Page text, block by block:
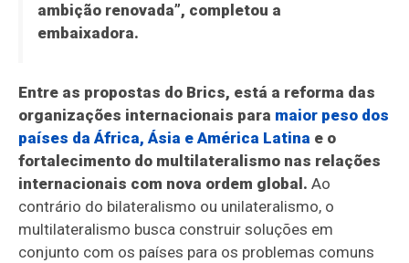
ambição renovada”, completou a
embaixadora.
Entre as propostas do Brics, está a reforma das
organizações internacionais para maior peso dos
países da África, Ásia e América Latina e o
fortalecimento do multilateralismo nas relações
internacionais com nova ordem global. Ao
contrário do bilateralismo ou unilateralismo, o
multilateralismo busca construir soluções em
conjunto com os países para os problemas comuns